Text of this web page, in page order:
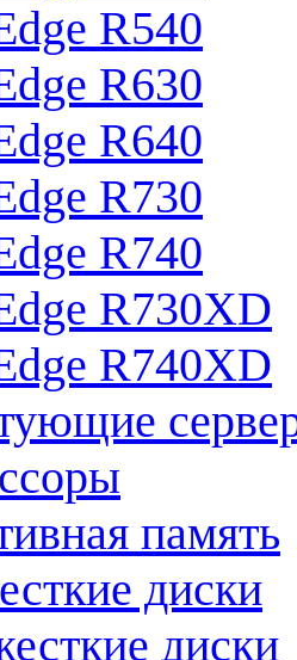
R540
R630
R640
R730
R740
R730XD
R740XD
память
диски
диски